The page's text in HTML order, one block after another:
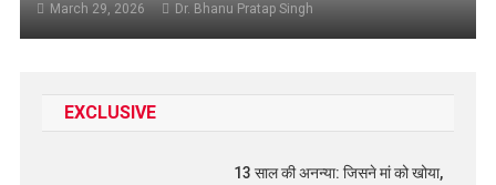
March 29, 2026 Dr. Bhanu Pratap Singh
EXCLUSIVE
13 साल की अनन्या: जिसने मां को खोया,